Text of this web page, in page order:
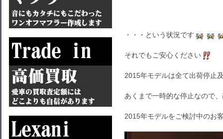
・・・という状況です
それでもご安心ください
2015年モデルは全て出荷停止
あくまで一時的な停止なので
2015年モデルをご検討中のお